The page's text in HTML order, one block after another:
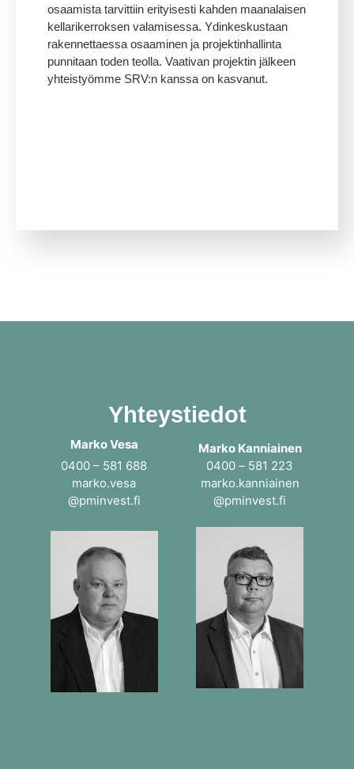
osaamista tarvittiin erityisesti kahden maanalaisen
kellarikerroksen valamisessa. Ydinkeskustaan
rakennettaessa osaaminen ja projektinhallinta
punnitaan toden teolla. Vaativan projektin jälkeen
yhteistyömme SRV:n kanssa on kasvanut.
Yhteystiedot
Marko Vesa
0400 – 581 688
marko.vesa
@pminvest.fi
Marko Kanniainen
0400 – 581 223
marko.kanniainen
@pminvest.fi